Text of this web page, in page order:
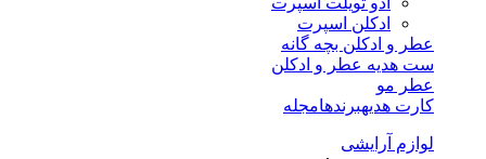
ادکلن اسپرت
عطر و ادکلن بچه گانه
ست هدیه عطر و ادکلن
عطر مو
کارت هدیهبرندهامجله
لوازم آرایشی